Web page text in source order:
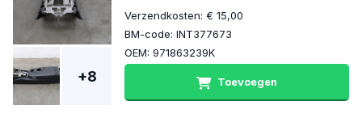
+8
Verzendkosten: € 15,00
BM-code: INT377673
OEM: 971863239K
Toevoegen